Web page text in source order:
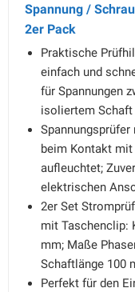
Spannung /
2er Pack
Praktische
einfach und
für Spannungen
isoliertem Schaft
beim Kontakt
aufleuchtet;
elektrischen
2er Set
mit Taschenclip:
mm; Maße
Schaftlänge 100
Perfekt für den